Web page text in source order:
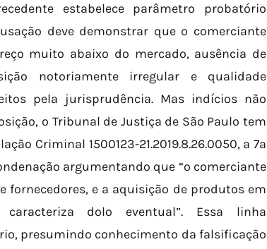
estabelece parâmetro probatório
deve demonstrar que o comerciante
muito abaixo do mercado, ausência de
notoriamente irregular e qualidade
pela jurisprudência. Mas indícios não
o Tribunal de Justiça de São Paulo tem
Criminal 1500123-21.2019.8.26.0050, a 7ª
argumentando que “o comerciante
fornecedores, e a aquisição de produtos em
caracteriza dolo eventual”. Essa linha
presumindo conhecimento da falsificação